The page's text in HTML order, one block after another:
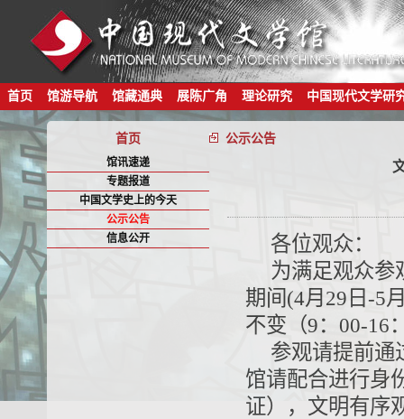
首页 馆游导航 馆藏通典 展陈广角 理论研究 中国现代文学研
首页 公示公告
馆讯速递
专题报道
中国文学史上的今天
公示公告
信息公开
各位观众：
为满足观众参
期间(4月29日-5
不变（9：00-16
参观请提前通
馆请配合进行身
证），文明有序